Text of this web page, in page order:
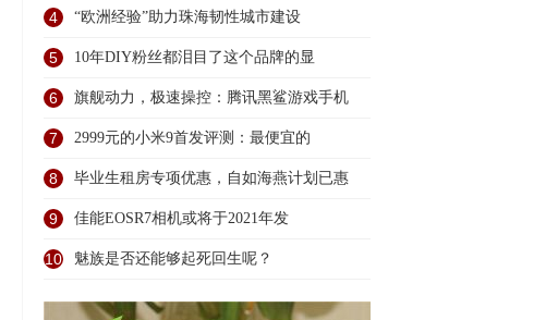
4 ​“欧洲经验”助力珠海韧性城市建设
5 10年DIY粉丝都泪目了这个品牌的显
6 旗舰动力，极速操控：腾讯黑鲨游戏手机
7 2999元的小米9首发评测：最便宜的
8 毕业生租房专项优惠，自如海燕计划已惠
9 佳能EOSR7相机或将于2021年发
10 魅族是否还能够起死回生呢？